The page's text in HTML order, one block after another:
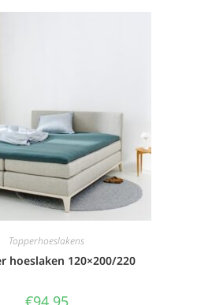
Topperhoeslakens
hoeslaken 120×200/220
€94,95